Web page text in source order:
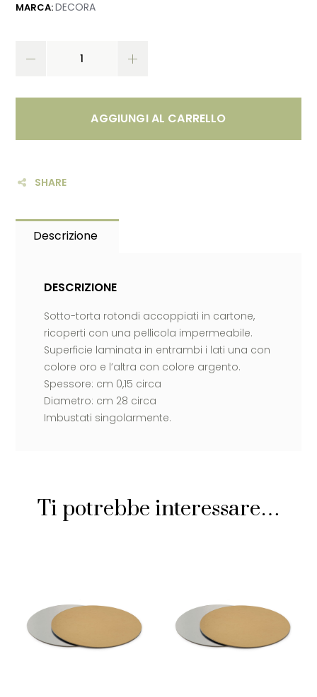
MARCA:DECORA
AGGIUNGI AL CARRELLO
SHARE
Descrizione
DESCRIZIONE
Sotto-torta rotondi accoppiati in cartone,
ricoperti con una pellicola impermeabile.
Superficie laminata in entrambi i lati una con
colore oro e l’altra con colore argento.
Spessore: cm 0,15 circa
Diametro: cm 28 circa
Imbustati singolarmente.
Ti potrebbe interessare…